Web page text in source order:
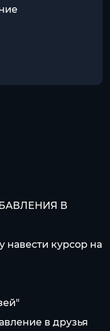
В
навести курсор на
в друзья